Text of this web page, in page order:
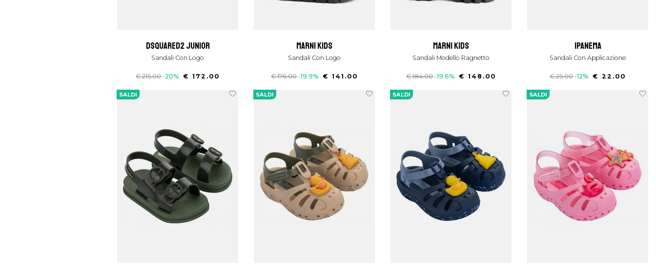
dsquared2 junior
Sandali Con Logo
€ 215.00 -20% € 172.00
marni kids
Sandali Con Logo
€ 176.00 -19.9% € 141.00
marni kids
Sandali Modello Ragnetto
€ 184.00 -19.6% € 148.00
ipanema
Sandali Con Applicazione
€ 25.00 -12% € 22.00
SALDI SALDI SALDI SALDI